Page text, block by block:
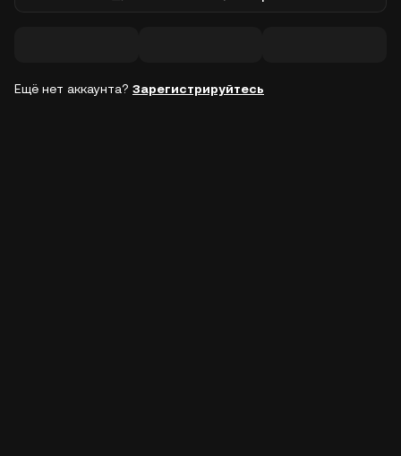
Ещё нет аккаунта? Зарегистрируйтесь